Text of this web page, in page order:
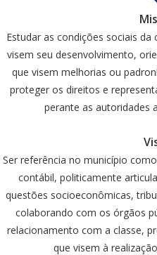
Estudar as condições sociais
visem seu desenvolvimento,
que visem melhorias ou
proteger os direitos e
perante as autoridades
Ser referência no município
contábil, politicamente
questões socioeconômicas,
colaborando com os órgãos
relacionamento com a classe,
que visem à